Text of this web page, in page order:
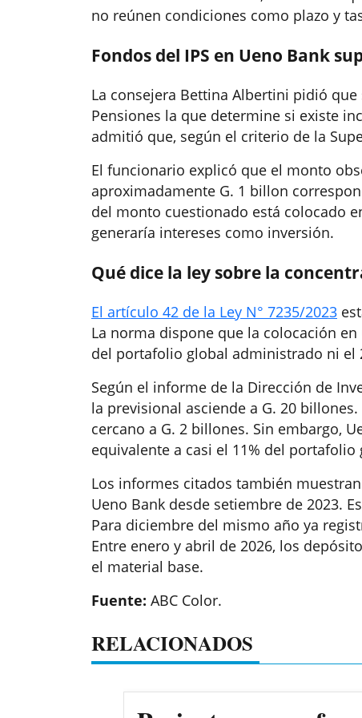
no reúnen condiciones como plazo y
Fondos del IPS en Ueno Bank
La consejera Bettina Albertini pidió
Pensiones la que determine si existe
admitió que, según el criterio de la
El funcionario explicó que el monto
aproximadamente G. 1 billon
del monto cuestionado está colocado
generaría intereses como inversión.
Qué dice la ley sobre la
El artículo 42 de la Ley N° 7235/2023
La norma dispone que la colocación
del portafolio global administrado ni el
Según el informe de la Dirección de
la previsional asciende a G. 20
cercano a G. 2 billones. Sin embargo,
equivalente a casi el 11% del portafolio
Los informes citados también
Ueno Bank desde setiembre de 2023.
Para diciembre del mismo año ya
Entre enero y abril de 2026, los
el material base.
Fuente: ABC Color.
RELACIONADOS